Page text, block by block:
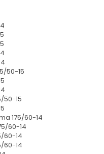
50-15
50-15
175/60-14
60-14
60-14
60-14